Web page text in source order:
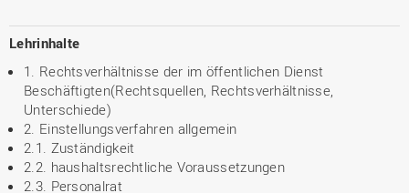
Lehrinhalte
1. Rechtsverhältnisse der im öffentlichen Dienst
Beschäftigten(Rechtsquellen, Rechtsverhältnisse,
Unterschiede)
2. Einstellungsverfahren allgemein
2.1. Zuständigkeit
2.2. haushaltsrechtliche Voraussetzungen
2.3. Personalrat